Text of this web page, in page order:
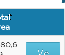
Ve